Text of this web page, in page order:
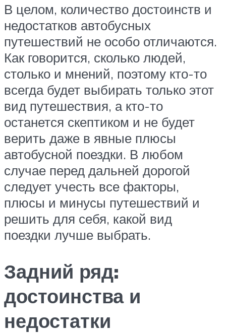
В целом, количество достоинств и
недостатков автобусных
путешествий не особо отличаются.
Как говорится, сколько людей,
столько и мнений, поэтому кто-то
всегда будет выбирать только этот
вид путешествия, а кто-то
останется скептиком и не будет
верить даже в явные плюсы
автобусной поездки. В любом
случае перед дальней дорогой
следует учесть все факторы,
плюсы и минусы путешествий и
решить для себя, какой вид
поездки лучше выбрать.
Задний ряд:
достоинства и
недостатки